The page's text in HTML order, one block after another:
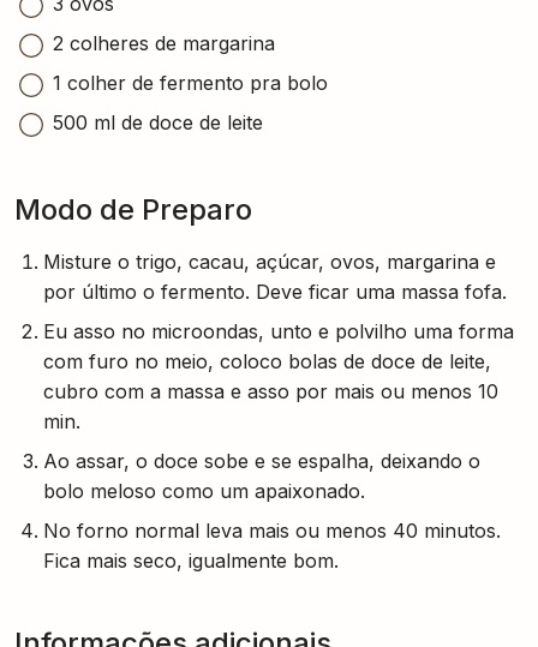
2 colheres de margarina
1 colher de fermento pra bolo
500 ml de doce de leite
Modo de Preparo
Misture o trigo, cacau, açúcar, ovos, margarina e
por último o fermento. Deve ficar uma massa fofa.
Eu asso no microondas, unto e polvilho uma forma
com furo no meio, coloco bolas de doce de leite,
cubro com a massa e asso por mais ou menos 10
min.
Ao assar, o doce sobe e se espalha, deixando o
bolo meloso como um apaixonado.
No forno normal leva mais ou menos 40 minutos.
Fica mais seco, igualmente bom.